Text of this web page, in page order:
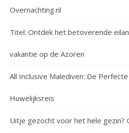
Overnachting.nl
Titel: Ontdek het betoverende
vakantie op de Azoren
All Inclusive Malediven: De
Huwelijksreis
Uitje gezocht voor het hele gezin?